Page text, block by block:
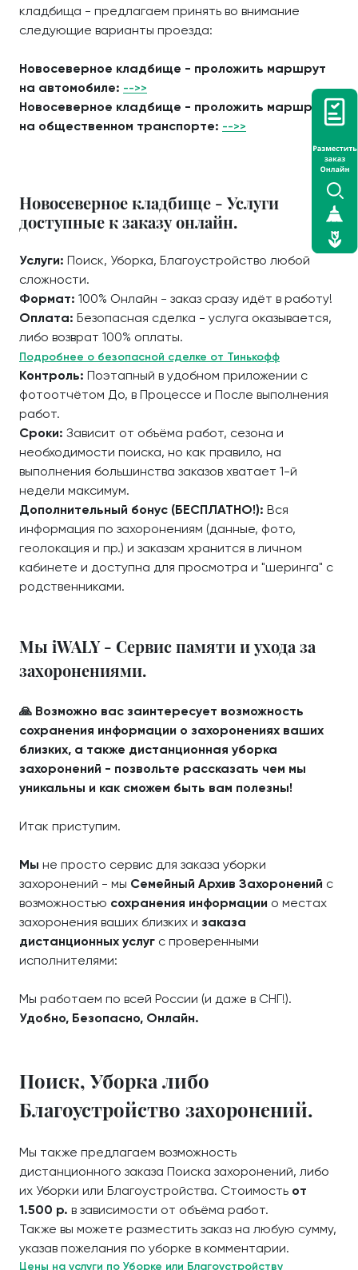
кладбища - предлагаем принять во внимание
следующие варианты проезда:
Новосеверное кладбище - проложить маршрут
на автомобиле: -->>
Новосеверное кладбище - проложить маршрут
на общественном транспорте: -->>
Новосеверное кладбище - Услуги
доступные к заказу онлайн.
Услуги: Поиск, Уборка, Благоустройство любой
сложности.
Формат: 100% Онлайн - заказ сразу идёт в работу!
Оплата: Безопасная сделка - услуга оказывается,
либо возврат 100% оплаты.
Подробнее о безопасной сделке от Тинькофф
Контроль: Поэтапный в удобном приложении с
фотоотчётом До, в Процессе и После выполнения
работ.
Сроки: Зависит от объёма работ, сезона и
необходимости поиска, но как правило, на
выполнения большинства заказов хватает 1-й
недели максимум.
Дополнительный бонус (БЕСПЛАТНО!): Вся
информация по захоронениям (данные, фото,
геолокация и пр.) и заказам хранится в личном
кабинете и доступна для просмотра и "шеринга" с
родственниками.
Мы iWALY - Сервис памяти и ухода за
захоронениями.
🙏 Возможно вас заинтересует возможность
сохранения информации о захоронениях ваших
близких, а также дистанционная уборка
захоронений - позвольте рассказать чем мы
уникальны и как сможем быть вам полезны!
Итак приступим.
Мы не просто сервис для заказа уборки
захоронений - мы Семейный Архив Захоронений с
возможностью сохранения информации о местах
захоронения ваших близких и заказа
дистанционных услуг с проверенными
исполнителями:
Мы работаем по всей России (и даже в СНГ!).
Удобно, Безопасно, Онлайн.
Поиск, Уборка либо
Благоустройство захоронений.
Мы также предлагаем возможность
дистанционного заказа Поиска захоронений, либо
их Уборки или Благоустройства. Стоимость от
1.500 р. в зависимости от объёма работ.
Также вы можете разместить заказ на любую сумму,
указав пожелания по уборке в комментарии.
Цены на услуги по Уборке или Благоустройству